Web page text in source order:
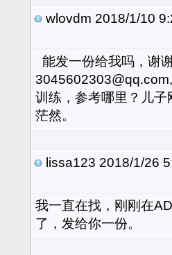
wlovdm 2018/1/10
能发一份给我吗，谢
训练，参考哪里？儿子
茫然。
lissa123 2018/1/26
我一直在找，刚刚在
了，发给你一份。